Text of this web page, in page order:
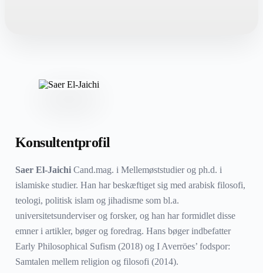
Konsultentprofil
Saer El-JaichiCand.mag. i Mellemøststudier og ph.d. i
islamiske studier. Han har beskæftiget sig med arabisk filosofi,
teologi, politisk islam og jihadisme som bl.a.
universitetsunderviser og forsker, og han har formidlet disse
emner i artikler, bøger og foredrag. Hans bøger indbefatter
Early Philosophical Sufism (2018) og I Averröes’ fodspor:
Samtalen mellem religion og filosofi (2014).